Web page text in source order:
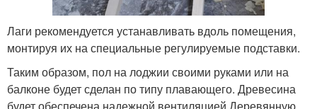
Лаги рекомендуется устанавливать вдоль помещения,
монтируя их на специальные регулируемые подставки.
Таким образом, пол на лоджии своими руками или на
балконе будет сделан по типу плавающего. Древесина